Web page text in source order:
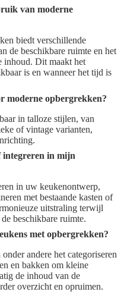
van moderne
biedt verschillende
de beschikbare ruimte en het
inhoud. Dit maakt het
is en wanneer het tijd is
moderne opbergrekken?
in talloze stijlen, van
of vintage varianten,
integreren in mijn
in uw keukenontwerp,
met bestaande kasten of
uitstraling terwijl
beschikbare ruimte.
met opbergrekken?
andere het categoriseren
en bakken om kleine
de inhoud van de
overzicht en opruimen.